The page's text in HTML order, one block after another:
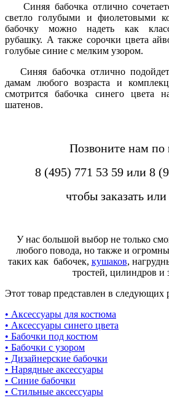
Синяя бабочка отлично
светло голубыми и фиолетовыми
бабочку можно надеть как
рубашку. А также сорочки цвета
голубые синие с мелким узором.
Синяя бабочка отлично
дамам любого возраста и
смотрится бабочка синего цвета
шатенов.
Позвоните нам по
8 (495) 771 53 59 или 8
чтобы заказать
У нас большой выбор не только
любого повода, но также и
таких как бабочек, кушаков,
тростей, цилиндров и
Этот товар представлен в следующих
• Аксессуары для костюма
• Аксессуары синего цвета
• Бабочки под костюм
• Бабочки с узором
• Дизайнерские бабочки
• Нарядные аксессуары
• Синие бабочки
• Стильные аксессуары